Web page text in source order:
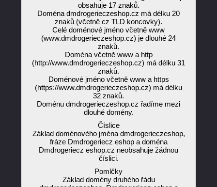
obsahuje 17 znaků.
Doména dmdrogerieczeshop.cz má délku 20
znaků (včetně cz TLD koncovky).
Celé doménové jméno včetně www
(www.dmdrogerieczeshop.cz) je dlouhé 24
znaků.
Doména včetně www a http
(http://www.dmdrogerieczeshop.cz) má délku 31
znaků.
Doménové jméno včetně www a https
(https://www.dmdrogerieczeshop.cz) má délku
32 znaků.
Doménu dmdrogerieczeshop.cz řadíme mezi
dlouhé domény.
Číslice
Základ doménového jména dmdrogerieczeshop,
fráze Dmdrogeriecz eshop a doména
Dmdrogeriecz eshop.cz neobsahuje žádnou
číslici.
Pomlčky
Základ domény druhého řádu